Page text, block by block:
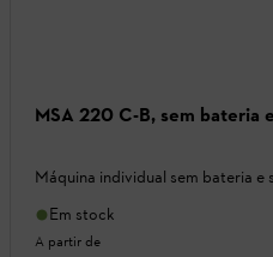
MSA 220 C-B, sem bateria
Máquina individual sem bateria e
Em stock
A partir de